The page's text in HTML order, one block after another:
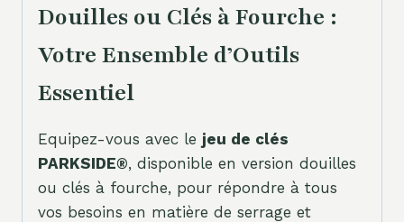
Douilles ou Clés à Fourche :
Votre Ensemble d’Outils
Essentiel
Equipez-vous avec le jeu de clés
PARKSIDE®, disponible en version douilles
ou clés à fourche, pour répondre à tous
vos besoins en matière de serrage et